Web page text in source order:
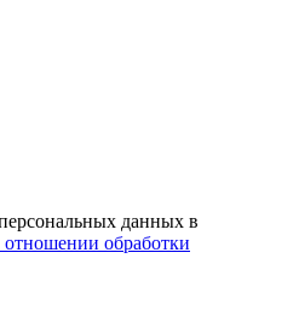
данных в
обработки